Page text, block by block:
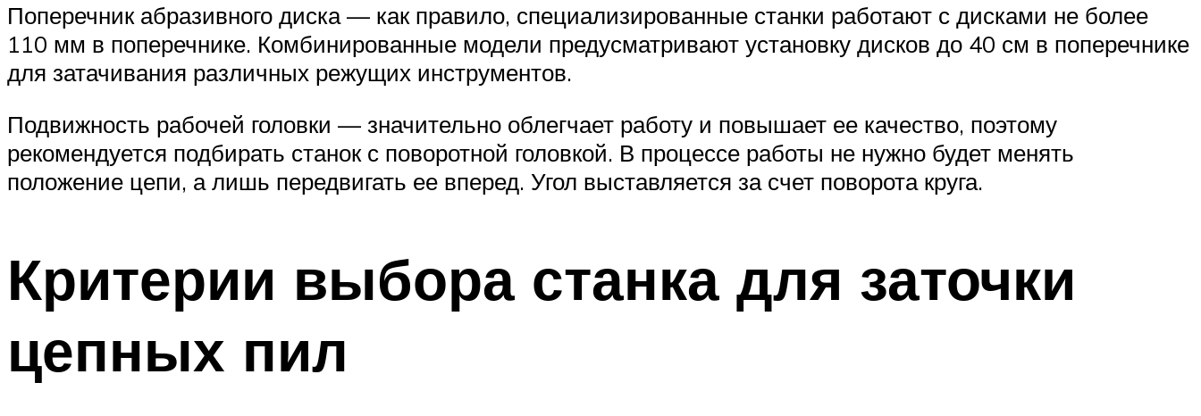
Поперечник абразивного диска — как правило, специализированные станки работают с дисками не более
110 мм в поперечнике. Комбинированные модели предусматривают установку дисков до 40 см в поперечнике
для затачивания различных режущих инструментов.
Подвижность рабочей головки — значительно облегчает работу и повышает ее качество, поэтому
рекомендуется подбирать станок с поворотной головкой. В процессе работы не нужно будет менять
положение цепи, а лишь передвигать ее вперед. Угол выставляется за счет поворота круга.
Критерии выбора станка для заточки
цепных пил